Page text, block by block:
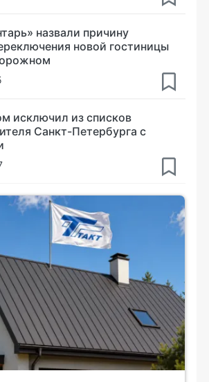
назвали причину
новой гостиницы
исключил из списков
Санкт-Петербурга с